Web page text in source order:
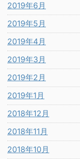
2019年6月
2019年5月
2019年4月
2019年3月
2019年2月
2019年1月
2018年12月
2018年11月
2018年10月